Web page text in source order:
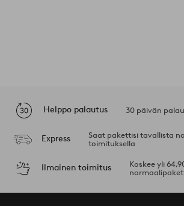
Helppo palautus 30 päivän
Express
Saat pakettisi tavallista
toimituksella
Ilmainen toimitus
Koskee yli